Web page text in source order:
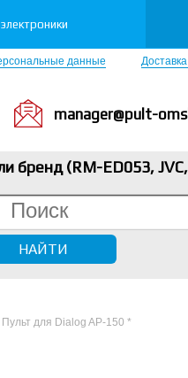
данные
manager@pult-
бренд (RM-ED053,
Пульт для Dialog AP-150 *